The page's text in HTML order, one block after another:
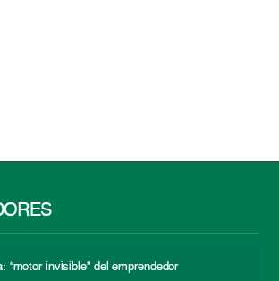
“motor invisible” del emprendedor